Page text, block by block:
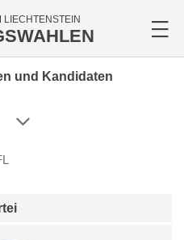
LIECHTENSTEIN
und Kandidaten